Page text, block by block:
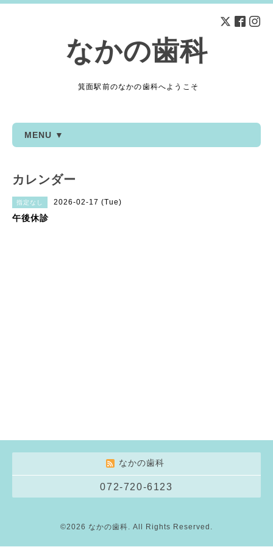
なかの歯科
箕面駅前のなかの歯科へようこそ
MENU ▼
カレンダー
指定なし 2026-02-17 (Tue)
午後休診
なかの歯科
072-720-6123
©2026 なかの歯科. All Rights Reserved.